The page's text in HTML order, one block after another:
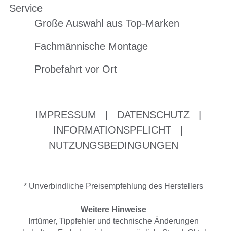
Service
Große Auswahl aus Top-Marken
Fachmännische Montage
Probefahrt vor Ort
IMPRESSUM DATENSCHUTZ
INFORMATIONSPFLICHT
NUTZUNGSBEDINGUNGEN
* Unverbindliche Preisempfehlung des Herstellers
Weitere Hinweise
Irrtümer, Tippfehler und technische Änderungen